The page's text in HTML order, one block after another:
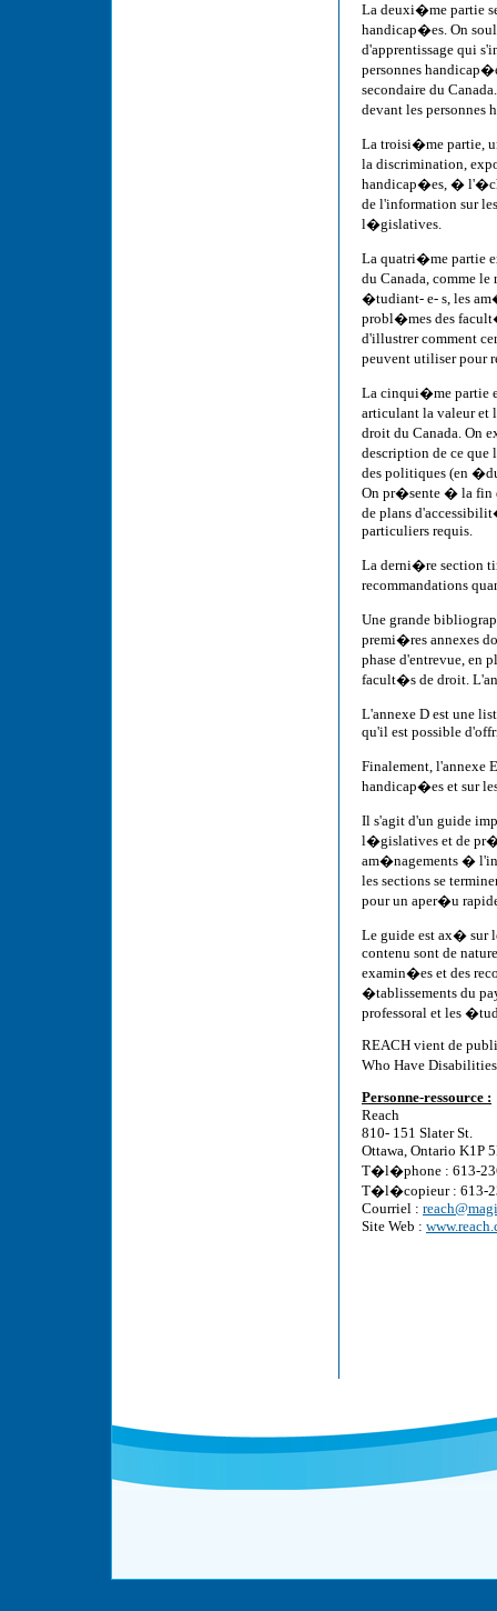
La deuxi�me partie
handicap�es. On
d'apprentissage qui
personnes
secondaire du
devant les
La troisi�me partie,
la discrimination,
handicap�es, �
de l'information sur
l�gislatives.
La quatri�me partie
du Canada, comme
�tudiant- e- s, les
probl�mes des
d'illustrer comment
peuvent utiliser pour
La cinqui�me partie
articulant la valeur
droit du Canada. On
description de ce que
des politiques (en
On pr�sente � la fin
de plans
particuliers requis.
La derni�re section
recommandations
Une grande
premi�res annexes
phase d'entrevue, en
facult�s de droit.
L'annexe D est une
qu'il est possible
Finalement, l'annexe
handicap�es et sur
Il s'agit d'un guide
l�gislatives et de
am�nagements �
les sections se
pour un aper�u
Le guide est ax� sur
contenu sont de
examin�es et des
�tablissements du
professoral et les
REACH vient de
Who Have
Personne-ressource :
Reach
810- 151 Slater St.
Ottawa, Ontario K1P
T�l�phone : 613-
T�l�copieur : 613-
Courriel :
Site Web :